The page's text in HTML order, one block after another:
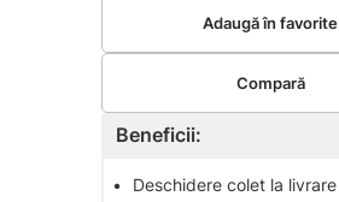
Beneficii:
•
Deschidere colet la livrare
Adaugă în favorite
Compară